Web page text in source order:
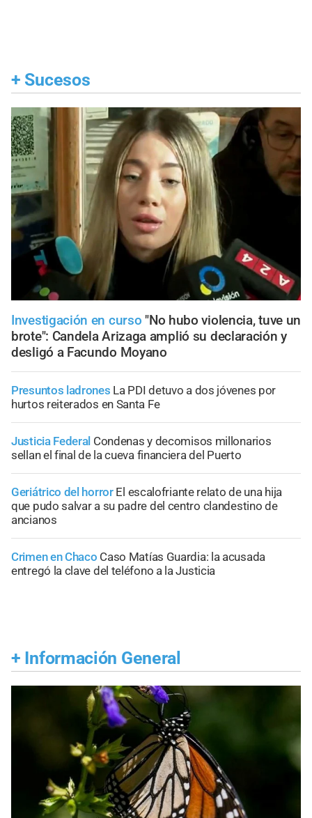
+ Sucesos
Investigación en curso "No hubo violencia, tuve un
brote": Candela Arizaga amplió su declaración y
desligó a Facundo Moyano
Presuntos ladrones La PDI detuvo a dos jóvenes por
hurtos reiterados en Santa Fe
Justicia Federal Condenas y decomisos millonarios
sellan el final de la cueva financiera del Puerto
Geriátrico del horror El escalofriante relato de una hija
que pudo salvar a su padre del centro clandestino de
ancianos
Crimen en Chaco Caso Matías Guardia: la acusada
entregó la clave del teléfono a la Justicia
+ Información General